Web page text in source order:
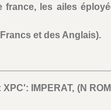
france, les ailes
et des Anglais).
IMPERAT, (N